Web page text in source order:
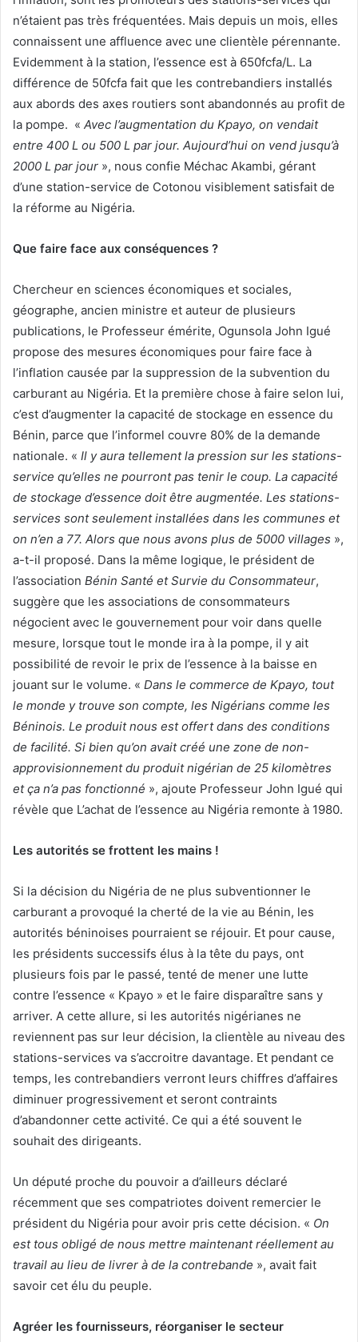
n’étaient pas très fréquentées. Mais depuis un mois, elles
connaissent une affluence avec une clientèle pérennante.
Evidemment à la station, l’essence est à 650fcfa/L. La
différence de 50fcfa fait que les contrebandiers installés
aux abords des axes routiers sont abandonnés au profit de
la pompe. « Avec l’augmentation du Kpayo, on vendait
entre 400 L ou 500 L par jour. Aujourd’hui on vend jusqu’à
2000 L par jour », nous confie Méchac Akambi, gérant
d’une station-service de Cotonou visiblement satisfait de
la réforme au Nigéria.
Que faire face aux conséquences ?
Chercheur en sciences économiques et sociales,
géographe, ancien ministre et auteur de plusieurs
publications, le Professeur émérite, Ogunsola John Igué
propose des mesures économiques pour faire face à
l’inflation causée par la suppression de la subvention du
carburant au Nigéria. Et la première chose à faire selon lui,
c’est d’augmenter la capacité de stockage en essence du
Bénin, parce que l’informel couvre 80% de la demande
nationale. « Il y aura tellement la pression sur les stations-
service qu’elles ne pourront pas tenir le coup. La capacité
de stockage d’essence doit être augmentée. Les stations-
services sont seulement installées dans les communes et
on n’en a 77. Alors que nous avons plus de 5000 villages »,
a-t-il proposé. Dans la même logique, le président de
l’association Bénin Santé et Survie du Consommateur,
suggère que les associations de consommateurs
négocient avec le gouvernement pour voir dans quelle
mesure, lorsque tout le monde ira à la pompe, il y ait
possibilité de revoir le prix de l’essence à la baisse en
jouant sur le volume. « Dans le commerce de Kpayo, tout
le monde y trouve son compte, les Nigérians comme les
Béninois. Le produit nous est offert dans des conditions
de facilité. Si bien qu’on avait créé une zone de non-
approvisionnement du produit nigérian de 25 kilomètres
et ça n’a pas fonctionné », ajoute Professeur John Igué qui
révèle que L’achat de l’essence au Nigéria remonte à 1980.
Les autorités se frottent les mains !
Si la décision du Nigéria de ne plus subventionner le
carburant a provoqué la cherté de la vie au Bénin, les
autorités béninoises pourraient se réjouir. Et pour cause,
les présidents successifs élus à la tête du pays, ont
plusieurs fois par le passé, tenté de mener une lutte
contre l’essence « Kpayo » et le faire disparaître sans y
arriver. A cette allure, si les autorités nigérianes ne
reviennent pas sur leur décision, la clientèle au niveau des
stations-services va s’accroitre davantage. Et pendant ce
temps, les contrebandiers verront leurs chiffres d’affaires
diminuer progressivement et seront contraints
d’abandonner cette activité. Ce qui a été souvent le
souhait des dirigeants.
Un député proche du pouvoir a d’ailleurs déclaré
récemment que ses compatriotes doivent remercier le
président du Nigéria pour avoir pris cette décision. « On
est tous obligé de nous mettre maintenant réellement au
travail au lieu de livrer à de la contrebande », avait fait
savoir cet élu du peuple.
Agréer les fournisseurs, réorganiser le secteur